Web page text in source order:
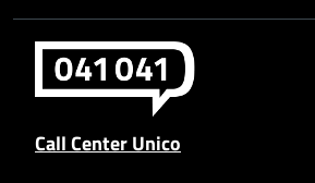
Call Center Unico